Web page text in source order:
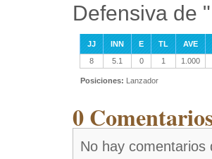
Defensiva de
JJ INN E TL
AVE
8
5.1 0 1 1.000
Posiciones: Lanzador
0
No hay comentarios